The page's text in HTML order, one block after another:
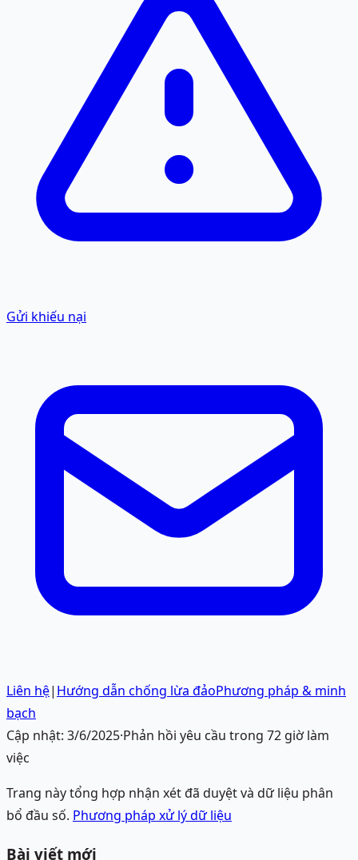
Gửi khiếu nại
Liên hệ| Hướng dẫn chống lừa đảoPhương pháp & minh
bạch
Cập nhật: 3/6/2025·Phản hồi yêu cầu trong 72 giờ làm
việc
Trang này tổng hợp nhận xét đã duyệt và dữ liệu phân
bổ đầu số. Phương pháp xử lý dữ liệu
Bài viết mới